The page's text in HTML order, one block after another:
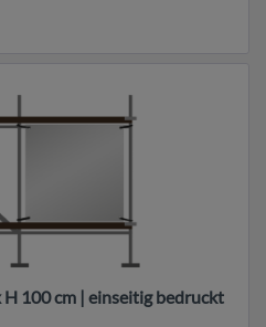
100 cm | einseitig bedruckt